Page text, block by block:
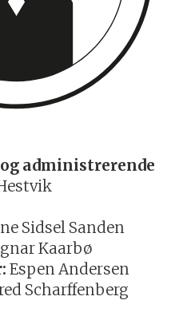
administrerende
Sidsel Sanden
Kaarbø
Espen Andersen
Scharffenberg